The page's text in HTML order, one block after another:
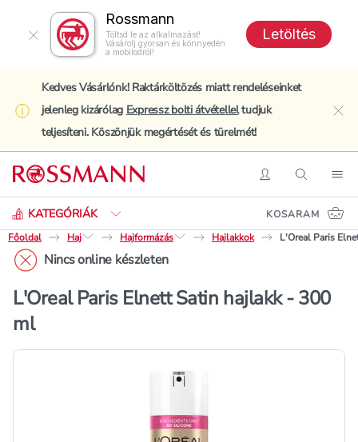
Rossmann
Töltsd le az alkalmazást!
Vásárolj gyorsan és könnyedén
a mobilodról!
Letöltés
Kedves Vásárlónk! Raktárköltözés miatt rendeléseinket
jelenleg kizárólag Expressz bolti átvételleltudjuk
teljesíteni. Köszönjük megértését és türelmét!
BelépésKeresés
KATEGÓRIÁK
Keresés
KOSARAM
Főoldal
Haj Hajformázás Hajlakkok L'Oreal Paris
Nincs online készleten
L'Oreal Paris Elnett Satin hajlakk - 300
ml